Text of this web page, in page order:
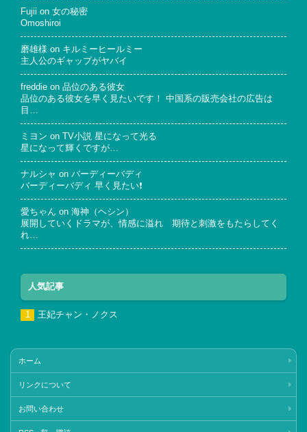
Fujii on 女の秘密
Omoshiroi
磨雄様 on キルミーヒールミー
主人公のギャップがヤバイ
freddie on 品位のある彼女
品位のある彼女を早く見たいです！ 中国系の販売会社の広告は
目…
ミヨン on TV小説 星になって光る
星になって輝くですが…
ナルシャ on バーディーバディ
バーディーバディ 早く見たい❗
愛ちゃん on 海神（ヘシン）
展開していくドラマが、情感に溢れ 期待と刺激をもたらしてく
れ…
人気記事
王妃チャン・ノクス
ホーム
リンクについて
お問い合わせ